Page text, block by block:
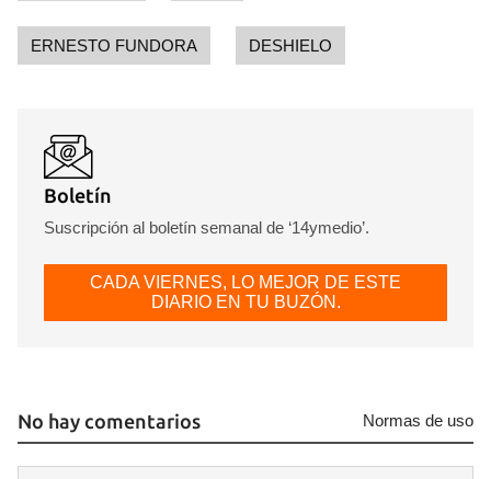
ERNESTO FUNDORA DESHIELO
Boletín
Suscripción al boletín semanal de ‘14ymedio’.
CADA VIERNES, LO MEJOR DE ESTE
DIARIO EN TU BUZÓN.
No hay comentarios Normas de uso